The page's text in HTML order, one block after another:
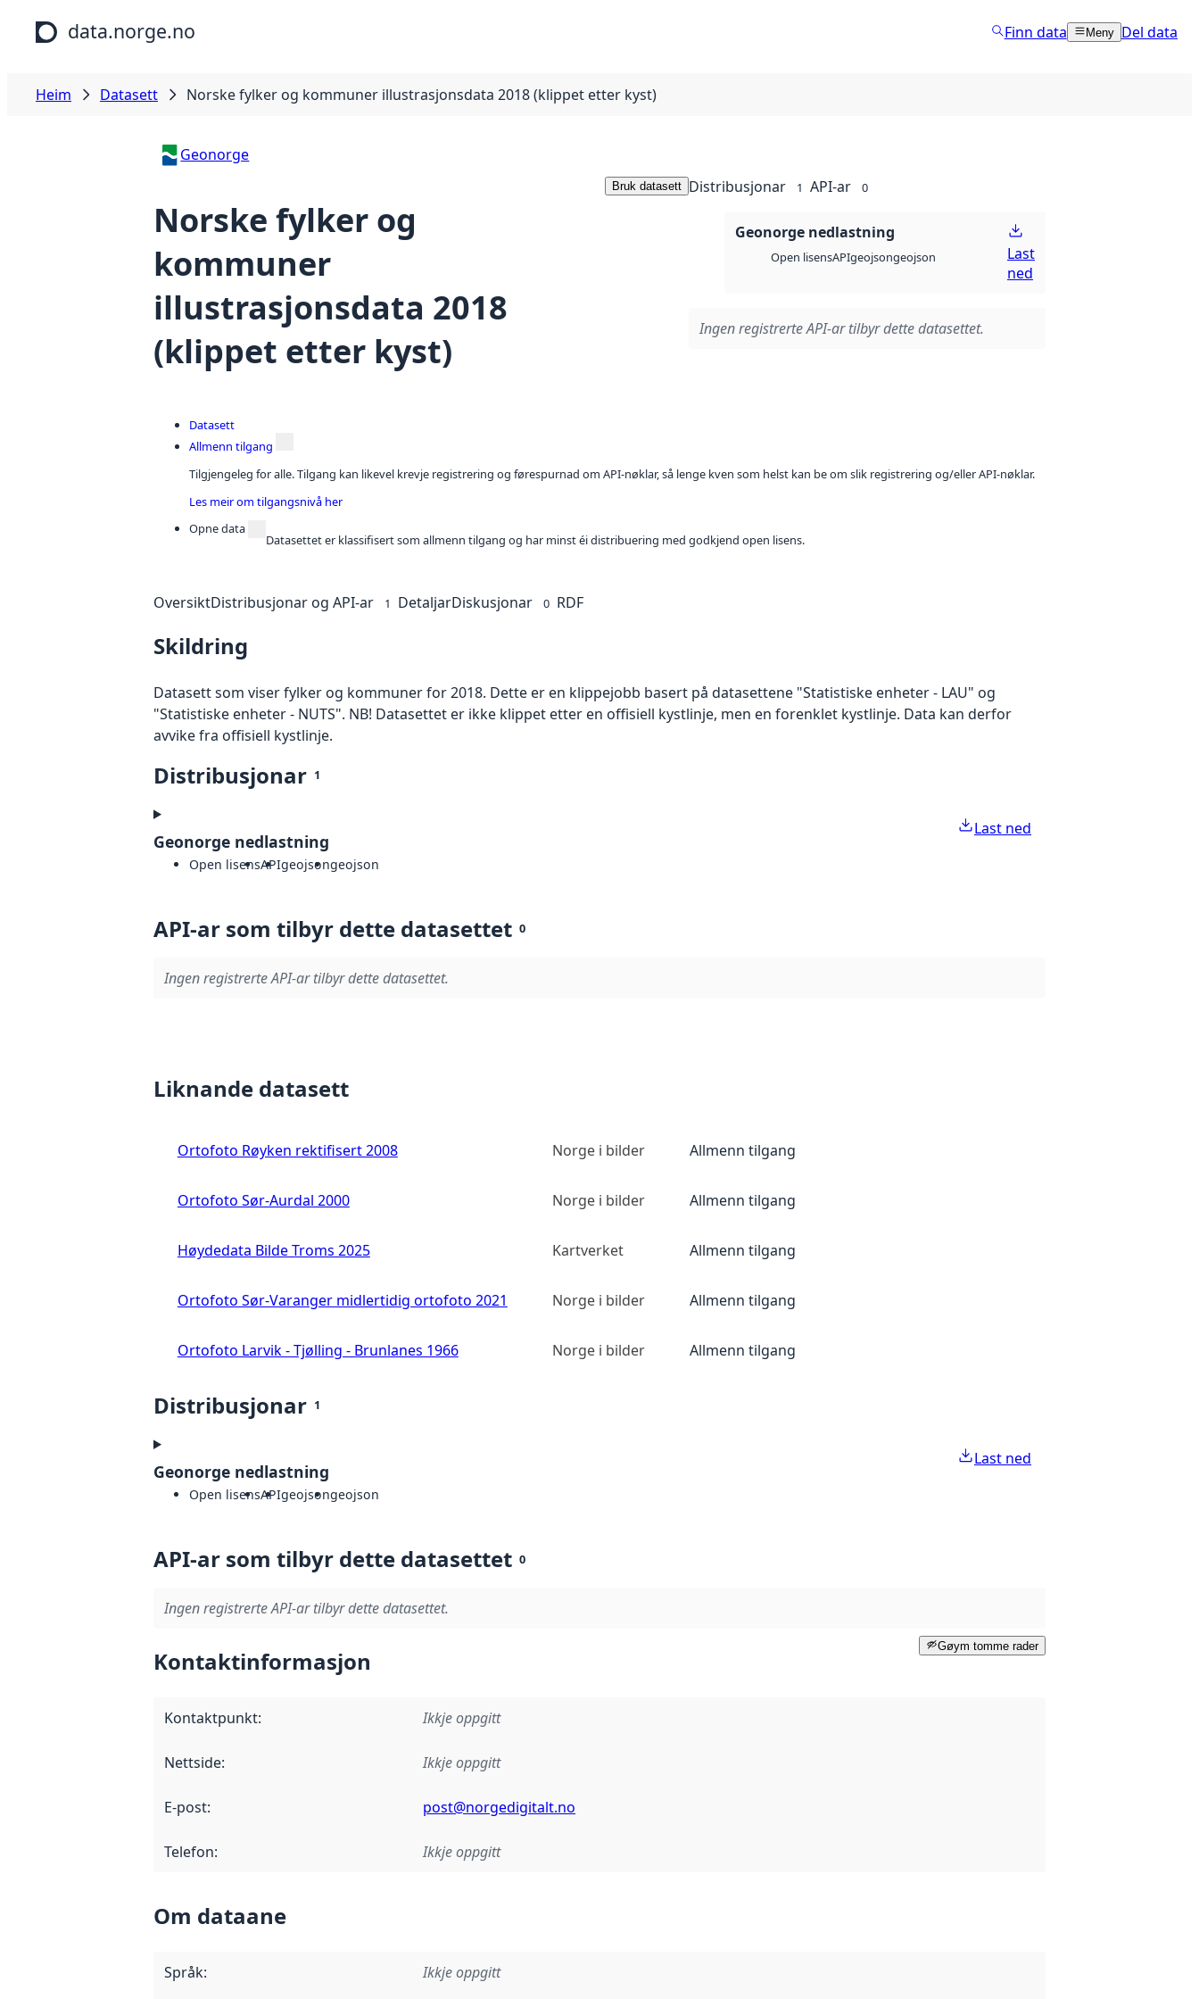
Hopp til hovudinnhald
data.norge.no Finn data Meny Del data
Heim Datasett Norske fylker og kommuner illustrasjonsdata 2018 (klippet etter kyst)
Geonorge
Norske fylker og
kommuner
illustrasjonsdata 2018
(klippet etter kyst)
Bruk datasett Distribusjonar 1 API-ar 0
Geonorge nedlastning
Open lisensAPIgeojsongeojson
Last
ned
Ingen registrerte API-ar tilbyr dette datasettet.
Datasett
Allmenn tilgang
Tilgjengeleg for alle. Tilgang kan likevel krevje registrering og førespurnad om API-nøklar, så lenge kven som helst kan be om slik registrering og/eller API-nøklar.
Les meir om tilgangsnivå her
Opne data
Datasettet er klassifisert som allmenn tilgang og har minst éi distribuering med godkjend open lisens.
OversiktDistribusjonar og API-ar 1 DetaljarDiskusjonar 0 RDF
Skildring
Datasett som viser fylker og kommuner for 2018. Dette er en klippejobb basert på datasettene "Statistiske enheter - LAU" og
"Statistiske enheter - NUTS". NB! Datasettet er ikke klippet etter en offisiell kystlinje, men en forenklet kystlinje. Data kan derfor
avvike fra offisiell kystlinje.
Distribusjonar 1
Geonorge nedlastning
Open lisensAPIgeojsongeojson
Last ned
API-ar som tilbyr dette datasettet 0
Ingen registrerte API-ar tilbyr dette datasettet.
Liknande datasett
Ortofoto Røyken rektifisert 2008 Norge i bilder Allmenn tilgang
Ortofoto Sør-Aurdal 2000 Norge i bilder Allmenn tilgang
Høydedata Bilde Troms 2025 Kartverket Allmenn tilgang
Ortofoto Sør-Varanger midlertidig ortofoto 2021 Norge i bilder Allmenn tilgang
Ortofoto Larvik - Tjølling - Brunlanes 1966 Norge i bilder Allmenn tilgang
Distribusjonar 1
Geonorge nedlastning
Open lisensAPIgeojsongeojson
Last ned
API-ar som tilbyr dette datasettet 0
Ingen registrerte API-ar tilbyr dette datasettet.
Gøym tomme rader
Kontaktinformasjon
Kontaktpunkt: Ikkje oppgitt
Nettside: Ikkje oppgitt
E-post: post@norgedigitalt.no
Telefon: Ikkje oppgitt
Om dataane
Språk: Ikkje oppgitt